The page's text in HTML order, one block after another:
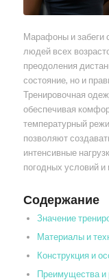
Марафоны и забеги
людей всех
преодоления
состояние, но и
Тренировочная
обеспечивая
температурный
позволяют
интенсивные
погодных условий
Содержание
Значение
Материалы и
Конструкция и
Преимущества и